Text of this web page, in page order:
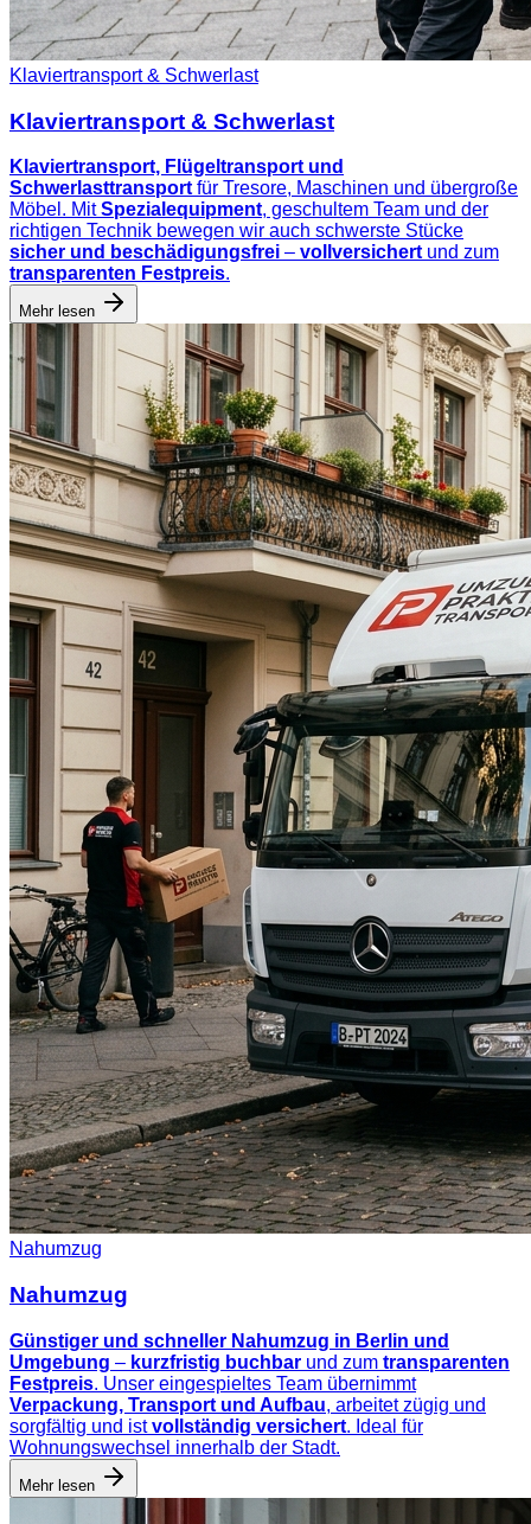
Klaviertransport & Schwerlast
Klaviertransport & Schwerlast
Klaviertransport, Flügeltransport und
Schwerlasttransport für Tresore, Maschinen und übergroße
Möbel. MitSpezialequipment, geschultem Team und der
richtigen Technik bewegen wir auch schwerste Stücke
sicher und beschädigungsfrei – vollversichert und zum
transparenten Festpreis.
Mehr lesen
Nahumzug
Nahumzug
Günstiger und schneller Nahumzug in Berlin und
Umgebung – kurzfristig buchbar und zum transparenten
Festpreis. Unser eingespieltes Team übernimmt
Verpackung, Transport und Aufbau, arbeitet zügig und
sorgfältig und istvollständig versichert. Ideal für
Wohnungswechsel innerhalb der Stadt.
Mehr lesen